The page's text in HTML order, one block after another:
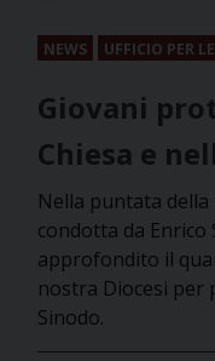
NEWS UFFICIO PER
Giovani
Chiesa e
Nella puntata
condotta da
approfondito il
nostra Diocesi per
Sinodo.